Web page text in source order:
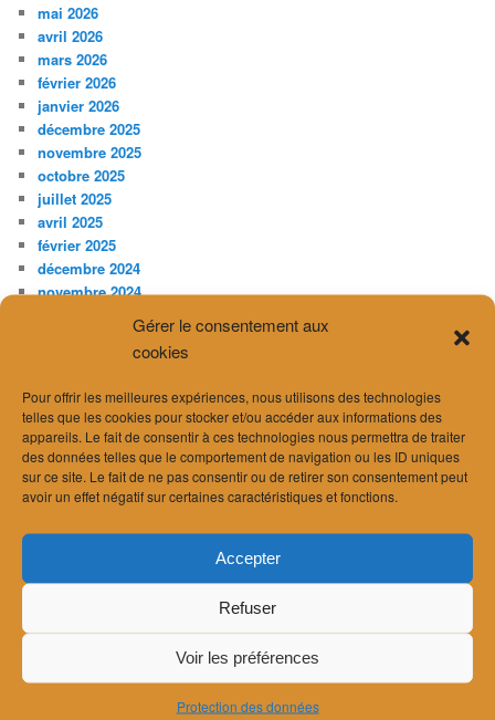
Gérer le consentement aux
cookies
Pour offrir les meilleures expériences, nous utilisons des technologies
telles que les cookies pour stocker et/ou accéder aux informations des
appareils. Le fait de consentir à ces technologies nous permettra de traiter
des données telles que le comportement de navigation ou les ID uniques
sur ce site. Le fait de ne pas consentir ou de retirer son consentement peut
avoir un effet négatif sur certaines caractéristiques et fonctions.
Accepter
Refuser
Voir les préférences
Protection des données
mai 2026
avril 2026
mars 2026
février 2026
janvier 2026
décembre 2025
novembre 2025
octobre 2025
juillet 2025
avril 2025
février 2025
décembre 2024
novembre 2024
septembre 2024
avril 2024
mars 2024
février 2024
janvier 2024
décembre 2023
décembre 2022
août 2022